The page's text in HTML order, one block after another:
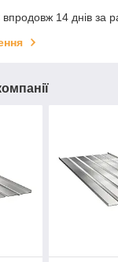
14 днів за